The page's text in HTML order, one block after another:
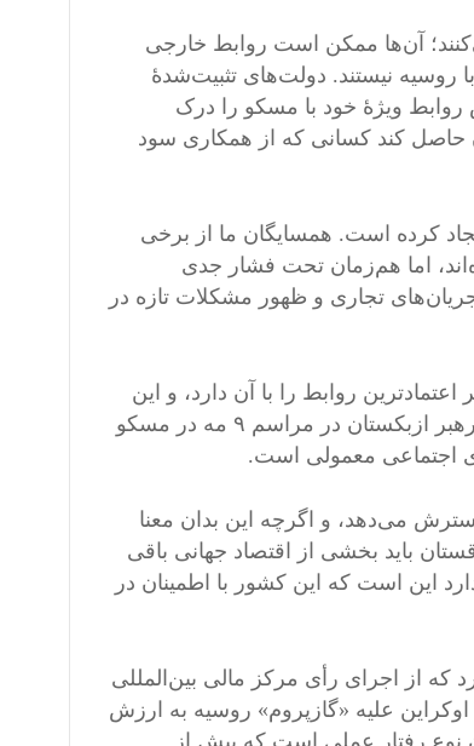
آن‌ها ممکن است روابط خارجی
روسیه نیستند. دولت‌های تثبیت‌شدهٔ
ویژهٔ خود با مسکو را درک
حاصل کند کسانی که از همکاری سود
کرده است. همسایگان ما از برخی
اما هم‌زمان تحت فشار جدی
تجاری و ظهور مشکلات تازه در
روابط را با آن دارد، و این
موضوع در جریان سفر پوتین نیز تأیید شد. رئیس‌جمهور قزاقستان همراه با رهبر ازبکستان در مراسم ۹ مه در مسکو
اجتماعی معمولی است.
می‌دهد، و اگرچه این بدان معنا
باید بخشی از اقتصاد جهانی باقی
این است که این کشور با اطمینان در
که از اجرای رأی مرکز مالی بین‌المللی
علیه «گازپروم» روسیه به ارزش
همان نوع رفتار عملی است که بیش از